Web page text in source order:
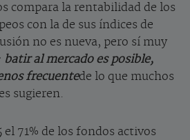
compara la rentabilidad de los
con la de sus índices de
no es nueva, pero sí muy
batir al mercado es posible,
frecuentede lo que muchos
sugieren.
el 71% de los fondos activos